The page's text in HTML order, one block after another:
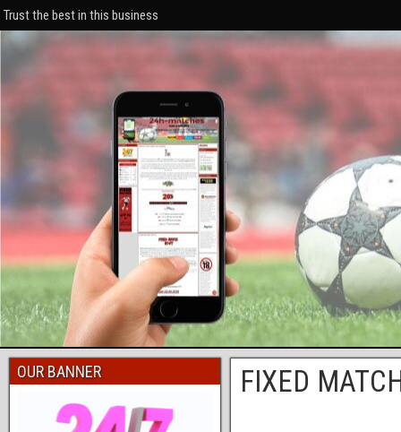
Trust the best in this business
FIXED
OUR BANNER